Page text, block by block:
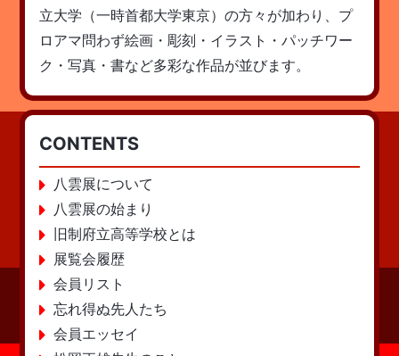
立大学（一時首都大学東京）の方々が加わり、プ
ロアマ問わず絵画・彫刻・イラスト・パッチワー
ク・写真・書など多彩な作品が並びます。
CONTENTS
八雲展について
八雲展の始まり
旧制府立高等学校とは
展覧会履歴
会員リスト
忘れ得ぬ先人たち
会員エッセイ